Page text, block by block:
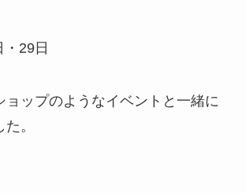
29日
ョップのようなイベントと一緒に
。